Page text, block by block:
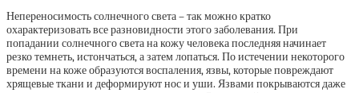
Непереносимость солнечного света – так можно кратко
охарактеризовать все разновидности этого заболевания. При
попадании солнечного света на кожу человека последняя начинает
резко темнеть, истончаться, а затем лопаться. По истечении некоторого
времени на коже образуются воспаления, язвы, которые повреждают
хрящевые ткани и деформируют нос и уши. Язвами покрываются даже